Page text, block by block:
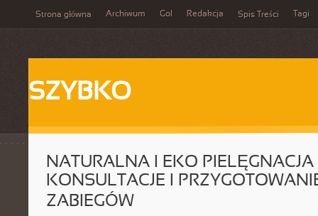
Strona główna Archiwum Gol Redakcja Spis Treści Tagi
SZYBKO
NATURALNA I EKO PIELĘGNACJA
KONSULTACJE I
ZABIEGÓW